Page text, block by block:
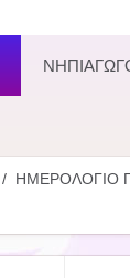
ΗΜΕΡΟΛΟΓΙΟ